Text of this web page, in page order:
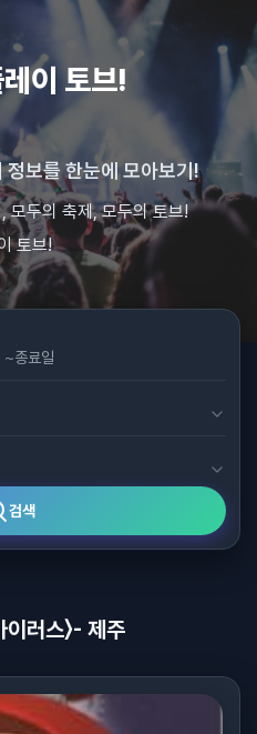
이 토브!
보를 한눈에 모아보기!
모두의 축제, 모두의 토브!
토브!
~
검색
러스〉- 제주